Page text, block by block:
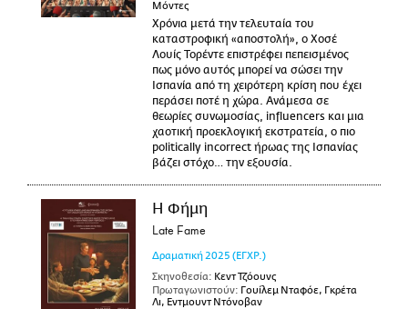
Μόντες
Χρόνια μετά την τελευταία του
καταστροφική «αποστολή», ο Χοσέ
Λουίς Τορέντε επιστρέφει πεπεισμένος
πως μόνο αυτός μπορεί να σώσει την
Ισπανία από τη χειρότερη κρίση που έχει
περάσει ποτέ η χώρα. Ανάμεσα σε
θεωρίες συνωμοσίας, influencers και μια
χαοτική προεκλογική εκστρατεία, ο πιο
politically incorrect ήρωας της Ισπανίας
βάζει στόχο… την εξουσία.
Η Φήμη
Late Fame
Δραματική 2025 (ΕΓΧΡ.)
Σκηνοθεσία: Κεντ Τζόουνς
Πρωταγωνιστούν: Γουίλεμ Νταφόε, Γκρέτα
Λι, Εντμουντ Ντόνοβαν